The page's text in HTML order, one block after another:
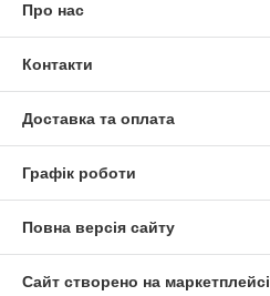
Про нас
Контакти
Доставка та оплата
Графік роботи
Повна версія сайту
Сайт створено на маркетплейсі